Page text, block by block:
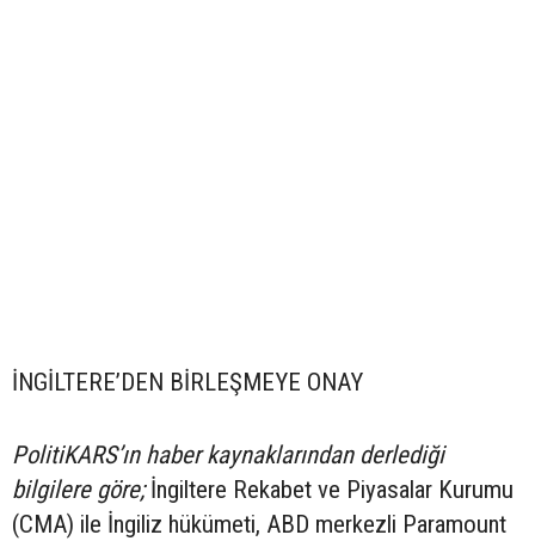
İNGİLTERE’DEN BİRLEŞMEYE ONAY
PolitiKARS’ın haber kaynaklarından derlediği
bilgilere göre;İngiltere Rekabet ve Piyasalar Kurumu
(CMA) ile İngiliz hükümeti, ABD merkezli Paramount